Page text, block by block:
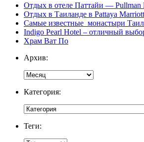
Отдых в отеле Паттайи — Pullman
Отдых в Таиланде в Pattaya
Самые известные монастыри
Indigo Pearl Hotel – отличный
Храм Ват По
Архив:
Категория:
Теги: